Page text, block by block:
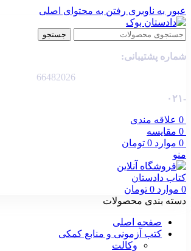
عبور به ناوبری رفتن به محتوای اصلی
جستجو
شماره پشتیبانی:
66482026
-۰۲۱
0 علاقه مندی
0 مقایسه
0 موارد 0 تومان
منو
0 موارد 0 تومان
دسته بندی محصولات
صفحه اصلی
کتب آزمونی و منابع کمکی
وکالت